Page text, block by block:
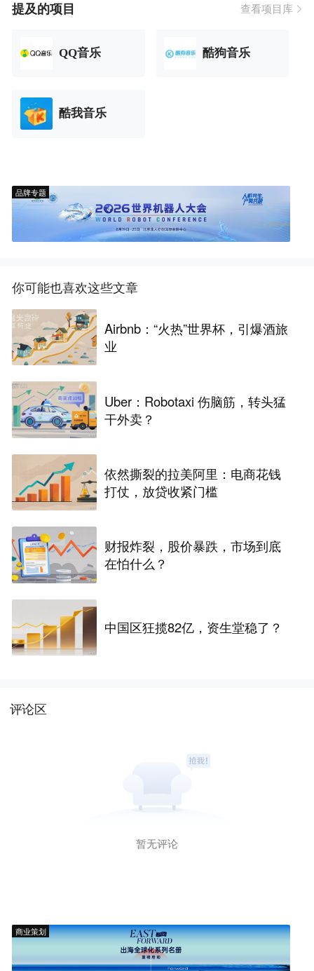
提及的项目 查看项目库
QQ音乐 酷狗音乐
酷我音乐
品牌专题
你可能也喜欢这些文章
Airbnb：“火热”世界杯，引爆酒旅
业
Uber：Robotaxi 伤脑筋，转头猛
干外卖？
依然撕裂的拉美阿里：电商花钱
打仗，放贷收紧门槛
财报炸裂，股价暴跌，市场到底
在怕什么？
中国区狂揽82亿，资生堂稳了？
评论区
暂无评论
商业策划